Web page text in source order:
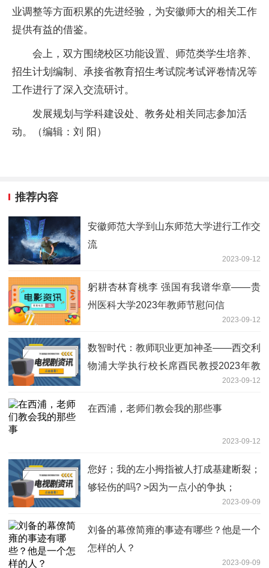
业调整等方面积累的先进经验，为安徽师大的相关工作
提供有益的借鉴。
会上，双方围绕校区功能设置、师范类学生培养、
招生计划编制、承接省教育招生考试院考试评卷情况等
工作进行了深入交流研讨。
发展规划与学科建设处、教务处相关同志参加活
动。（编辑：刘 阳）
推荐内容
安徽师范大学到山东师范大学进行工作交
流
2023-09-12
躬耕杏林育桃李 强国有我谱华章——贵
州医科大学2023年教师节慰问信
2023-09-12
数智时代：教师职业更加神圣——西交利
物浦大学执行校长席酉民教授2023年教
2023-09-12
在西浦，老师们教会我的那些事
2023-09-12
您好；我的左小拇指被人打成基建断裂；
够轻伤的吗? >因为一点小的争执；
2023-09-09
刘备的幕僚简雍的事迹有哪些？他是一个
怎样的人？
2023-09-09